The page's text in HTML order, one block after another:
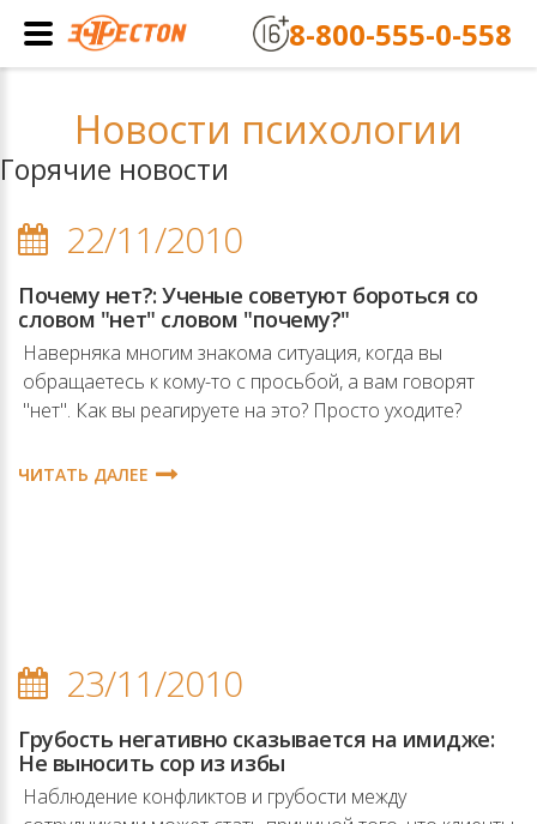
Новости психологии
Горячие новости
22/11/2010
Почему нет?: Ученые советуют бороться со
словом "нет" словом "почему?"
Наверняка многим знакома ситуация, когда вы
обращаетесь к кому-то с просьбой, а вам говорят
''нет''. Как вы реагируете на это? Просто уходите?
ЧИТАТЬ ДАЛЕЕ
23/11/2010
Грубость негативно сказывается на имидже:
Не выносить сор из избы
Наблюдение конфликтов и грубости между
8-800-555-0-558